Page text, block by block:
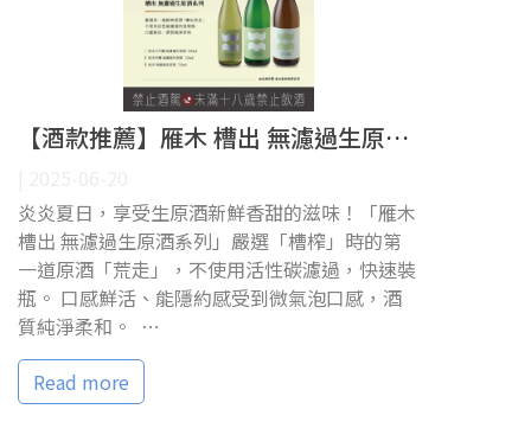
【酒款推薦】雁木 槽出 無濾過生原酒系列
炎炎夏日，享受生原酒新鮮香甜的滋味！「雁木
槽出 無濾過生原酒系列」嚴選「槽榨」時的第
一道原酒「荒走」，不使用活性碳濾過，快速裝
瓶。 口感鮮活、能隱約感受到微氣泡口感，酒
質純淨柔和。 ⋯
Read more